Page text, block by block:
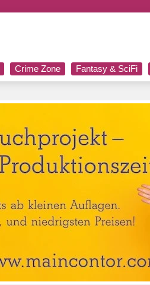
Crime Zone Fantasy & SciFi